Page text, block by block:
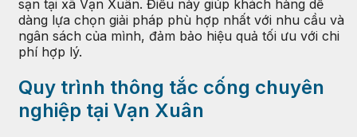
sạn tại xã Vạn Xuân. Điều này giúp khách hàng dễ
dàng lựa chọn giải pháp phù hợp nhất với nhu cầu và
ngân sách của mình, đảm bảo hiệu quả tối ưu với chi
phí hợp lý.
Quy trình thông tắc cống chuyên
nghiệp tại Vạn Xuân